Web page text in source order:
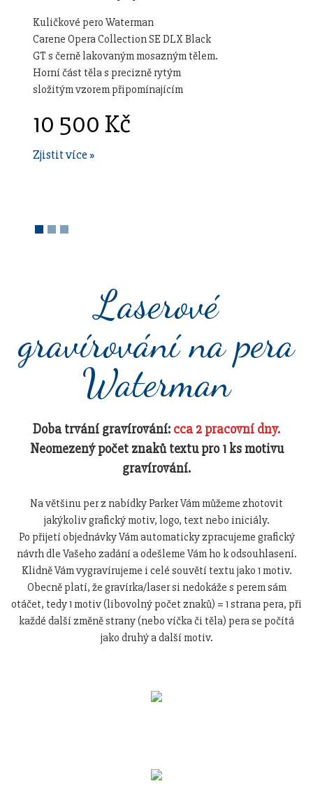
Kuličkové pero Waterman
Carene Opera Collection SE DLX Black
GT s černě lakovaným mosazným tělem.
Horní část těla s precizně rytým
složitým vzorem připomínajícím
Tento detail vzdává hold nadčasovému
designu operních sálů, samotné opeře a
jejím zdobným prvkům. V kombinaci s
Vyrobeno ve Francii.
10 500 Kč
Zjistit více »
Laserové
gravírování na pera
Waterman
Doba trvání gravírování: cca 2 pracovní dny.
Neomezený počet znaků textu pro 1 ks motivu
gravírování.
Na většinu per z nabídky Parker Vám můžeme zhotovit
jakýkoliv grafický motiv, logo, text nebo iniciály.
Po přijetí objednávky Vám automaticky zpracujeme grafický
návrh dle Vašeho zadání a odešleme Vám ho k odsouhlasení.
Klidně Vám vygravírujeme i celé souvětí textu jako 1 motiv.
Obecně platí, že gravírka/laser si nedokáže s perem sám
otáčet, tedy 1 motiv (libovolný počet znaků) = 1 strana pera, při
každé další změně strany (nebo víčka či těla) pera se počítá
jako druhý a další motiv.